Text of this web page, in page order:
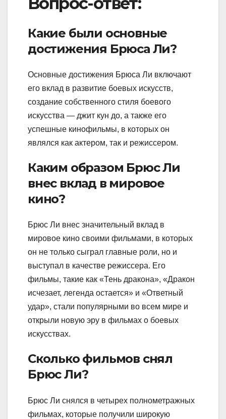
Какие были основные
достижения Брюса Ли?
Основные достижения Брюса Ли включают
его вклад в развитие боевых искусств,
создание собственного стиля боевого
искусства — джит кун до, а также его
успешные кинофильмы, в которых он
являлся как актером, так и режиссером.
Каким образом Брюс Ли
внес вклад в мировое
кино?
Брюс Ли внес значительный вклад в
мировое кино своими фильмами, в которых
он не только сыграл главные роли, но и
выступал в качестве режиссера. Его
фильмы, такие как «Тень дракона», «Дракон
исчезает, легенда остается» и «Ответный
удар», стали популярными во всем мире и
открыли новую эру в фильмах о боевых
искусствах.
Сколько фильмов снял
Брюс Ли?
Брюс Ли снялся в четырех полнометражных
фильмах, которые получили широкую